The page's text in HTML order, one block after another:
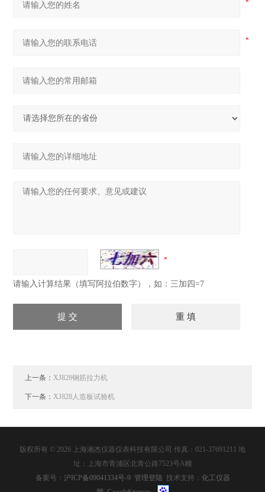
请输入计算结果（填写阿拉伯数字），如：三加四=7
上一条：XJ828钢筋拉力机
下一条：XJ828人造板试验机
版权所有 © 2026 上海湘杰仪器仪表科技有限公司 传真：021-37691211 地
址：上海市青浦区北青公路7523号A幢
备案号： 沪ICP备09041334号-9 管理登陆 技术支持： 化工仪器